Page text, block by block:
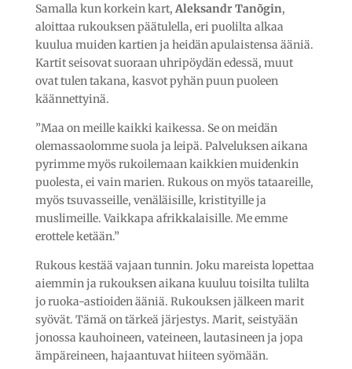
Samalla kun korkein kart,Aleksandr Tanõgin,
aloittaa rukouksen päätulella, eri puolilta alkaa
kuulua muiden kartien ja heidän apulaistensa ääniä.
Kartit seisovat suoraan uhripöydän edessä, muut
ovat tulen takana, kasvot pyhän puun puoleen
käännettyinä.
”Maa on meille kaikki kaikessa. Se on meidän
olemassaolomme suola ja leipä. Palveluksen aikana
pyrimme myös rukoilemaan kaikkien muidenkin
puolesta, ei vain marien. Rukous on myös tataareille,
myös tsuvasseille, venäläisille, kristityille ja
muslimeille. Vaikkapa afrikkalaisille. Me emme
erottele ketään.”
Rukous kestää vajaan tunnin. Joku mareista lopettaa
aiemmin ja rukouksen aikana kuuluu toisilta tulilta
jo ruoka-astioiden ääniä. Rukouksen jälkeen marit
syövät. Tämä on tärkeä järjestys. Marit, seistyään
jonossa kauhoineen, vateineen, lautasineen ja jopa
ämpäreineen, hajaantuvat hiiteen syömään.